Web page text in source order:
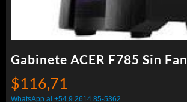
Gabinete ACER F785 Sin Fan
$116,71
WhatsApp al +54 9 2614 85-5362